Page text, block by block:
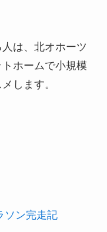
は、北オホーツ
ホームで小規模
します。
ソン完走記